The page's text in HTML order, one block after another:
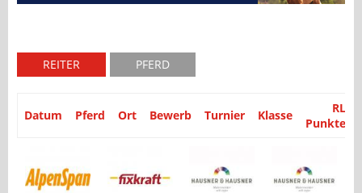
REITER PFERD
Datum Pferd Ort Bewerb Turnier Klasse
RL
Punkte